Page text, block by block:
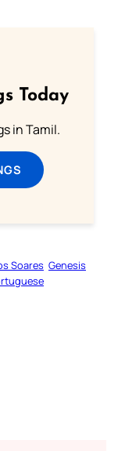
Today
in Tamil.
Soares Genesis